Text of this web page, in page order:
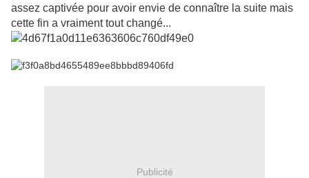
assez captivée pour avoir envie de connaître la suite mais
cette fin a vraiment tout changé...
Publicité